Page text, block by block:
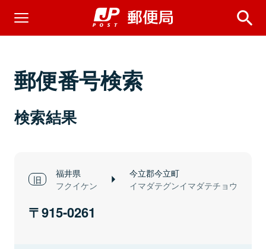
郵便番号検索
検索結果
福井県
フクイケン
今立郡今立町
イマダテグンイマダテチョウ
915-0261